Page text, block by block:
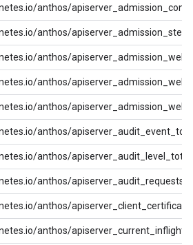
anthos/
anthos/
anthos/
anthos/
anthos/
anthos/
anthos/apiserver_audit_level_total
anthos/
anthos/
anthos/